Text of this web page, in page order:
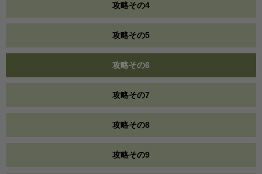
攻略その4
攻略その5
攻略その6
攻略その7
攻略その8
攻略その9